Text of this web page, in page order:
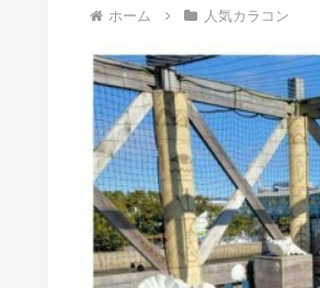
ホーム 人気カラコン